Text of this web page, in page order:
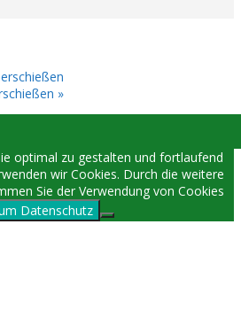
»
optimal zu gestalten und fortlaufend
wir Cookies. Durch die weitere
Sie der Verwendung von Cookies
Datenschutz